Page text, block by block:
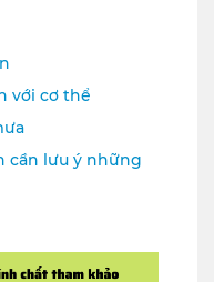
với cơ thể
cần lưu ý những